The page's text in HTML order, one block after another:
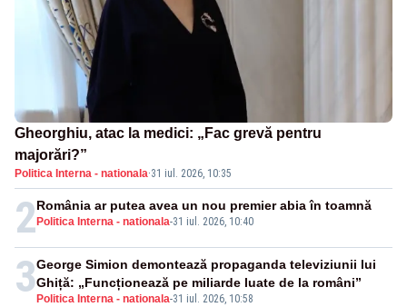
Gheorghiu, atac la medici: „Fac grevă pentru
majorări?”
Politica Interna - nationala·31 iul. 2026, 10:35
2 Politica Interna - nationala-31 iul. 2026, 10:40
România ar putea avea un nou premier abia în toamnă
3 Politica Interna - nationala-31 iul. 2026, 10:58
George Simion demontează propaganda televiziunii lui
Ghiță: „Funcționează pe miliarde luate de la români”